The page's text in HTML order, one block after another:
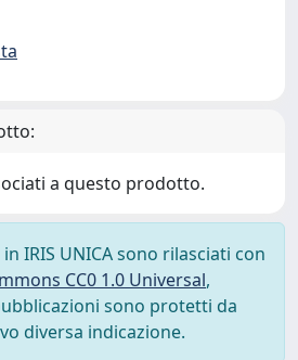
a questo prodotto.
IRIS UNICA sono rilasciati con
CC0 1.0 Universal,
sono protetti da
diversa indicazione.